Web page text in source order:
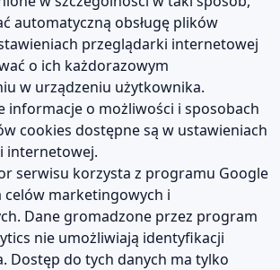
automatyczną obsługę plików
przeglądarki internetowej
o ich każdorazowym
w urządzeniu użytkownika.
informacje o możliwości i sposobach
cookies dostępne są w ustawieniach
internetowej.
serwisu korzysta z programu Google
celów marketingowych i
Dane gromadzone przez program
nie umożliwiają identyfikacji
Dostęp do tych danych ma tylko